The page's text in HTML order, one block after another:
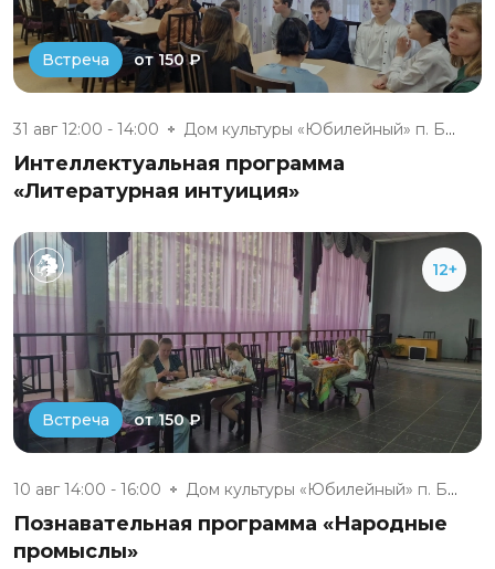
Встреча от 150 ₽
31 авг 12:00 - 14:00 Дом культуры «Юбилейный» п. Бе...
Интеллектуальная программа
«Литературная интуиция»
12+
Встреча от 150 ₽
10 авг 14:00 - 16:00 Дом культуры «Юбилейный» п. Бе...
Познавательная программа «Народные
промыслы»